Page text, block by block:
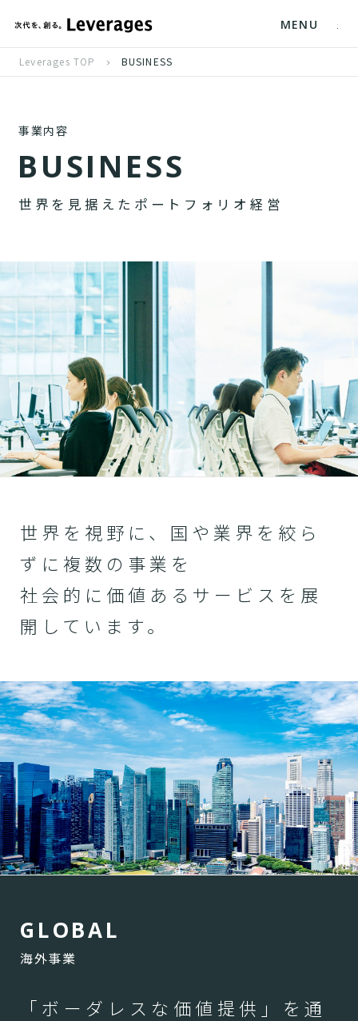
MENU
Leverages TOP BUSINESS
事業内容
BUSINESS
世 界 を 見 据 え た ポ ー ト フ ォ リ オ 経 営
世界を視野に、国や業界を絞ら
ずに複数の事業を
社会的に価値あるサービスを展
開しています。
G LOBAL
海外事業
「ボーダレスな価値提供」を通